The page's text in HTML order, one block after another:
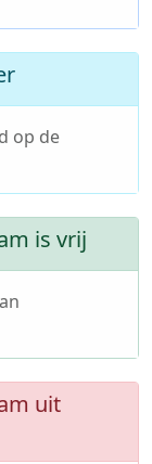
op de
is vrij
uit